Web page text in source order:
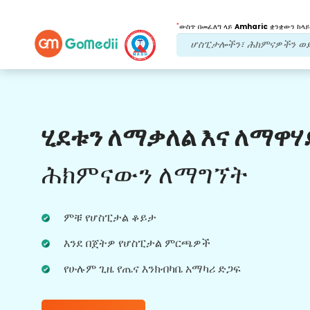
*ውስጥ በመፈለግ ላይ Amharic ቋንቋውን
ሂደቱን ለማቃለል እና
ሕክምናውን ለማግኘት
ምቹ የሆስፒታል ቆይታ
እንደ በጀትዎ የሆስፒታል ምርጫዎች
የሁሉም ጊዜ የጤና እንክብካቤ አማካሪ ድጋፍ
የሕክምና አማካሪእርዳታ
ልምድ ካላቸው የህክምና አማካሪዎቻችን መደበኛ ድጋፍ
ያግኙ። ምርጥ ምክር እና መመሪያን ይሰጥዎታል።